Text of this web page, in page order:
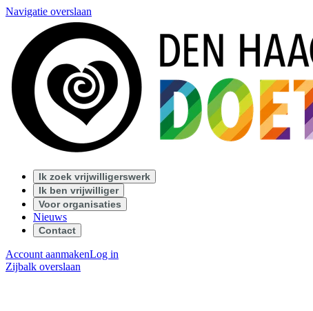
Navigatie overslaan
Ik zoek vrijwilligerswerk
Ik ben vrijwilliger
Voor organisaties
Nieuws
Contact
Account aanmakenLog in
Zijbalk overslaan